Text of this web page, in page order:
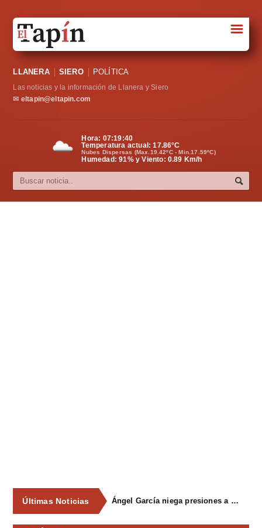
Sociedad
Política
Cultura
☰
LLANERA SIERO POLÍTICA
Las noticias y la información de Llanera y Siero
✉ eltapin@eltapin.com
Hora: 07:19:40
Temperatura actual:17.86°C
Nubes Dispersas (Max.19.42ºC - Min.17.59ºC)
Humedad: 91% y Viento: 0.89 Km/h
Últimas Noticias Ángel García niega presiones a comercios y asegura que el Ayuntamiento cumple "de manera muy rigurosa" la Ley de Contratos